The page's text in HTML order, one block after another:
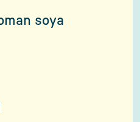
soya